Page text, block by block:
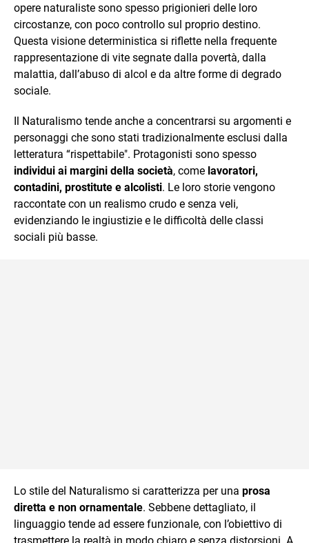
opere naturaliste sono spesso prigionieri delle loro
circostanze, con poco controllo sul proprio destino.
Questa visione deterministica si riflette nella frequente
rappresentazione di vite segnate dalla povertà, dalla
malattia, dall’abuso di alcol e da altre forme di degrado
sociale.
Il Naturalismo tende anche a concentrarsi su argomenti e
personaggi che sono stati tradizionalmente esclusi dalla
letteratura “rispettabile". Protagonisti sono spesso
individui ai margini della società, come lavoratori,
contadini, prostitute e alcolisti. Le loro storie vengono
raccontate con un realismo crudo e senza veli,
evidenziando le ingiustizie e le difficoltà delle classi
sociali più basse.
Lo stile del Naturalismo si caratterizza per una prosa
diretta e non ornamentale. Sebbene dettagliato, il
linguaggio tende ad essere funzionale, con l’obiettivo di